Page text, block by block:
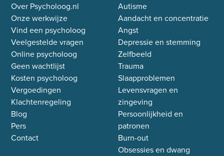
Over Psycholoog.nl
Onze werkwijze
Vind een psycholoog
Veelgestelde vragen
Online psycholoog
Geen wachtlijst
Kosten psycholoog
Vergoedingen
Klachtenregeling
Blog
Pers
Contact
Autisme
Aandacht en concentratie
Angst
Depressie en stemming
Zelfbeeld
Trauma
Slaapproblemen
Levensvragen en
zingeving
Persoonlijkheid en
patronen
Burn-out
Obsessies en dwang